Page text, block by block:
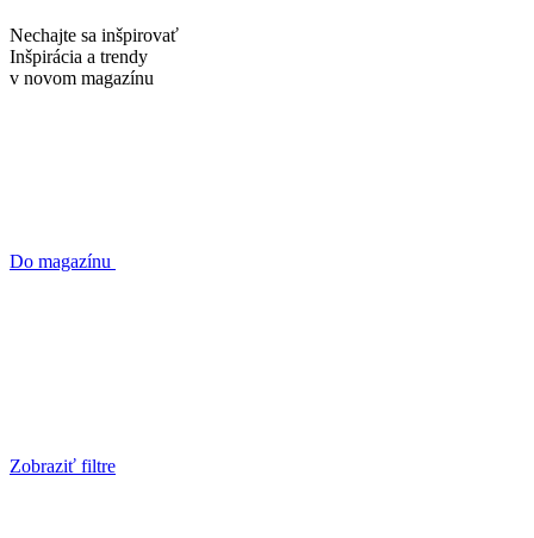
Nechajte sa inšpirovať
Inšpirácia a trendy
v novom magazínu
Do magazínu
Zobraziť filtre